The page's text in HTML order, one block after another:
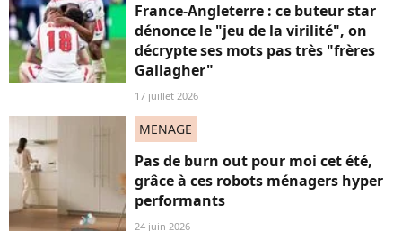
France-Angleterre : ce buteur star
dénonce le "jeu de la virilité", on
décrypte ses mots pas très "frères
Gallagher"
17 juillet 2026
MENAGE
Pas de burn out pour moi cet été,
grâce à ces robots ménagers hyper
performants
24 juin 2026